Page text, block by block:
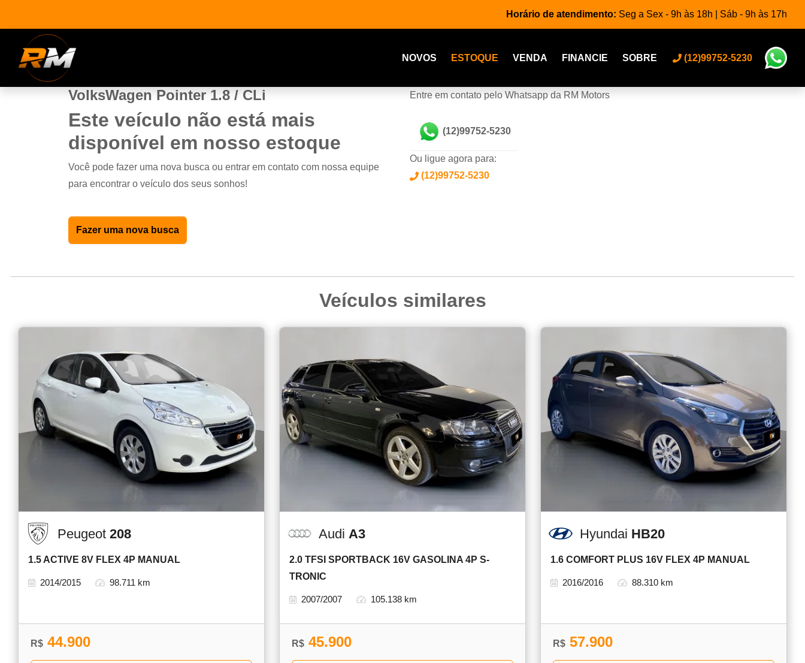
Horário de atendimento: Seg a Sex - 9h às 18h | Sáb - 9h às 17h
NOVOS ESTOQUE VENDA FINANCIE SOBRE (12)99752-5230
VolksWagen Pointer 1.8 / CLi
Este veículo não está mais
disponível em nosso estoque
Você pode fazer uma nova busca ou entrar em contato com nossa equipe
para encontrar o veículo dos seus sonhos!
Fazer uma nova busca
Entre em contato pelo Whatsapp da RM Motors
(12)99752-5230
Ou ligue agora para:
(12)99752-5230
Veículos similares
Peugeot 208
1.5 ACTIVE 8V FLEX 4P MANUAL
2014/2015 98.711 km
R$ 44.900
Audi A3
2.0 TFSI SPORTBACK 16V GASOLINA 4P S-
TRONIC
2007/2007 105.138 km
R$ 45.900
Hyundai HB20
1.6 COMFORT PLUS 16V FLEX 4P MANUAL
2016/2016 88.310 km
R$ 57.900